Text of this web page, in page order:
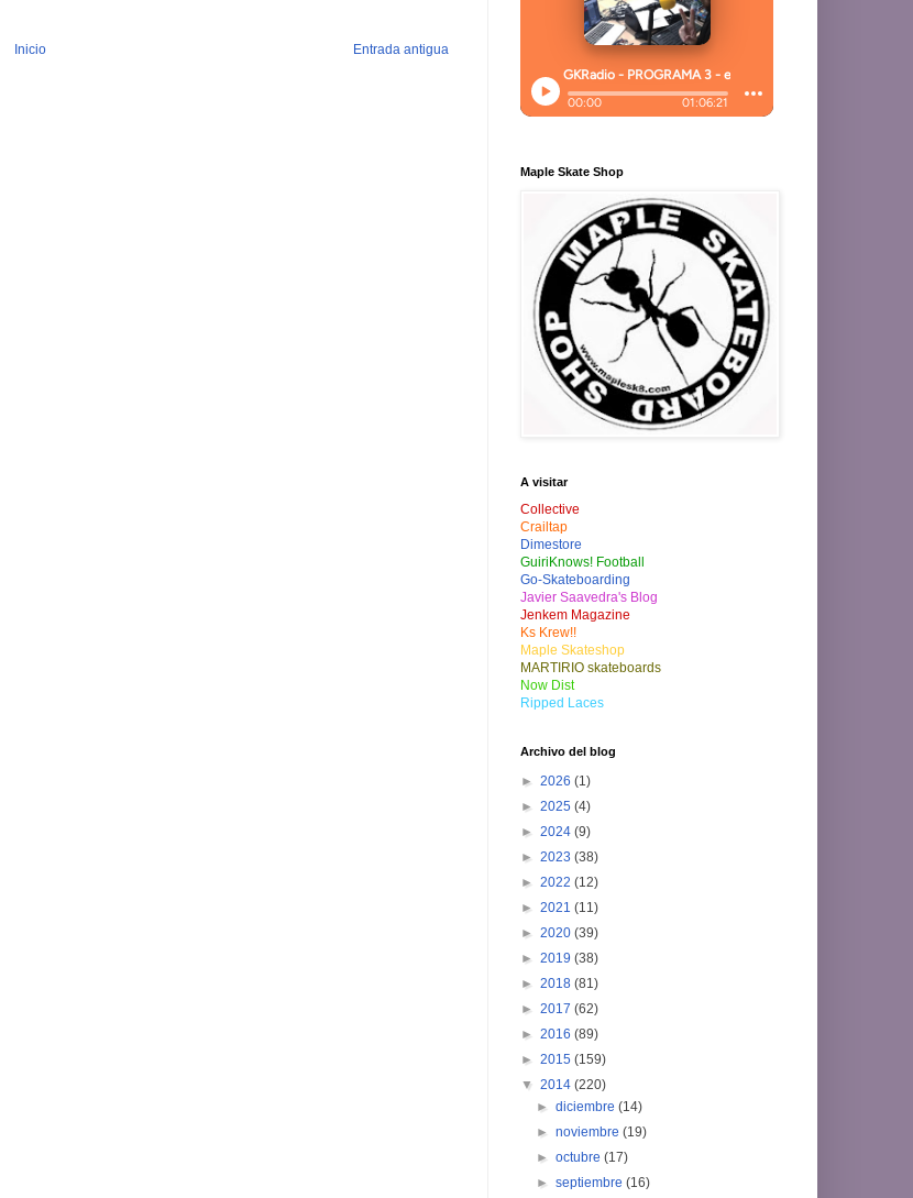
Entrada antigua
Inicio
Maple Skate Shop
A visitar
Collective
Crailtap
Dimestore
GuiriKnows! Football
Go-Skateboarding
Javier Saavedra's Blog
Jenkem Magazine
Ks Krew!!
Maple Skateshop
MARTIRIO skateboards
Now Dist
Ripped Laces
Archivo del blog
► 2026 (1)
► 2025 (4)
► 2024 (9)
► 2023 (38)
► 2022 (12)
► 2021 (11)
► 2020 (39)
► 2019 (38)
► 2018 (81)
► 2017 (62)
► 2016 (89)
► 2015 (159)
▼ 2014 (220)
►diciembre(14)
►noviembre(19)
►octubre(17)
►septiembre(16)